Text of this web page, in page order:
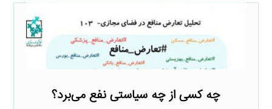
چه کسی از چه سیاستی نفع می‌برد؟